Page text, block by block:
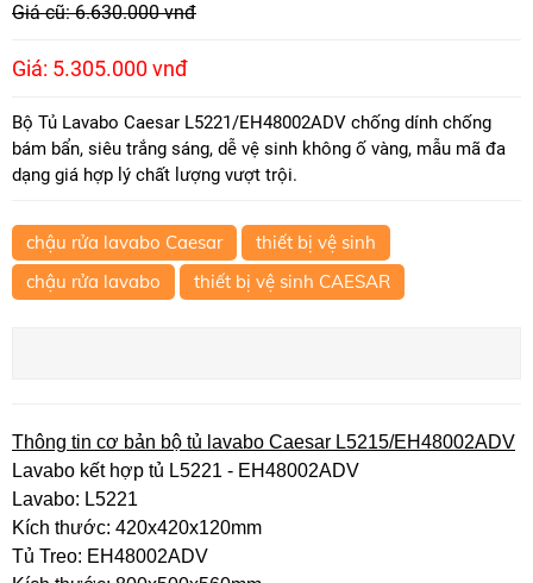
Giá cũ: 6.630.000 vnđ
Giá: 5.305.000 vnđ
Bộ Tủ Lavabo Caesar L5221/EH48002ADV chống dính chống
bám bẩn, siêu trắng sáng, dễ vệ sinh không ố vàng, mẫu mã đa
dạng giá hợp lý chất lượng vượt trội.
chậu rửa lavabo Caesar
thiết bị vệ sinh
chậu rửa lavabo
thiết bị vệ sinh CAESAR
Thông tin cơ bản bộ tủ lavabo Caesar L5215/EH48002ADV
Lavabo kết hợp tủ L5221 - EH48002ADV
Lavabo: L5221
Kích thước: 420x420x120mm
Tủ Treo: EH48002ADV